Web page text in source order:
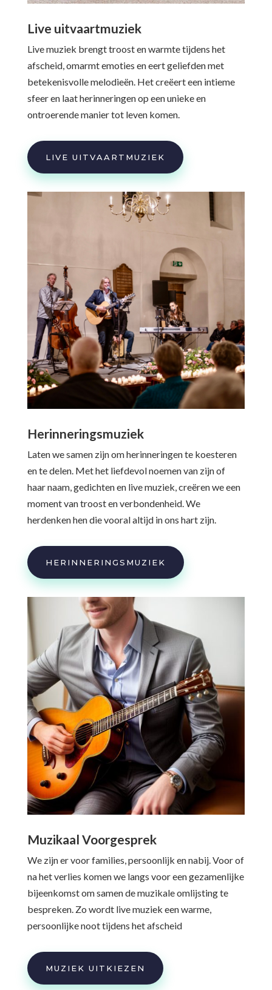
Live uitvaartmuziek
Live muziek brengt troost en warmte tijdens het
afscheid, omarmt emoties en eert geliefden met
betekenisvolle melodieën. Het creëert een intieme
sfeer en laat herinneringen op een unieke en
ontroerende manier tot leven komen.
LIVE UITVAARTMUZIEK
Herinneringsmuziek
Laten we samen zijn om herinneringen te koesteren
en te delen. Met het liefdevol noemen van zijn of
haar naam, gedichten en live muziek, creëren we een
moment van troost en verbondenheid. We
herdenken hen die vooral altijd in ons hart zijn.
HERINNERINGSMUZIEK
Muzikaal Voorgesprek
We zijn er voor families, persoonlijk en nabij. Voor of
na het verlies komen we langs voor een gezamenlijke
bijeenkomst om samen de muzikale omlijsting te
bespreken. Zo wordt live muziek een warme,
persoonlijke noot tijdens het afscheid
MUZIEK UITKIEZEN